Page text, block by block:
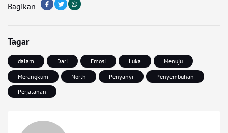
Bagikan
Tagar
dalam Dari Emosi Luka
Menuju
Merangkum
North Penyanyi
Penyembuhan
Perjalanan